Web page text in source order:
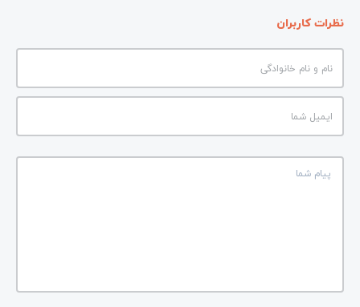
نظرات کاربران